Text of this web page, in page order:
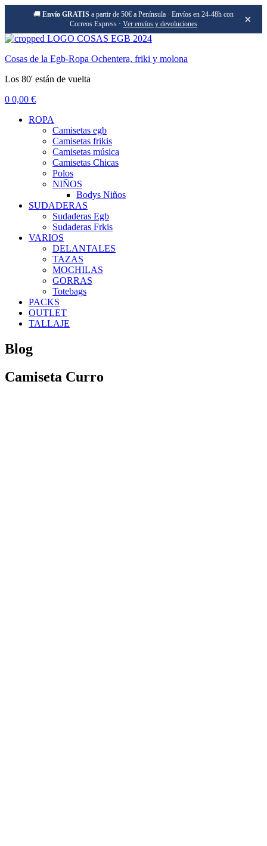
🚚 Envío GRATIS a partir de 50€ a Península · Envíos en 24-48h con
Correos Express · Ver envíos y devoluciones ×
Menu
Cosas de la Egb-Ropa Ochentera, friki y molona
Los 80' están de vuelta
0 0,00 €
ROPA
Camisetas egb
Camisetas frikis
Camisetas música
Camisetas Chicas
Polos
NIÑOS
Bodys Niños
SUDADERAS
Sudaderas Egb
Sudaderas Frkis
VARIOS
DELANTALES
TAZAS
MOCHILAS
GORRAS
Totebags
PACKS
OUTLET
TALLAJE
Blog
Camiseta Curro